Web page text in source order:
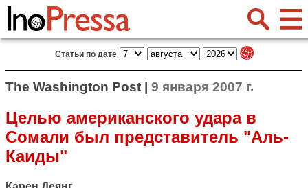
Статьи по дате
The Washington Post | 9 января 2007 г.
Целью американского удара в
Сомали был представитель "Аль-
Каиды"